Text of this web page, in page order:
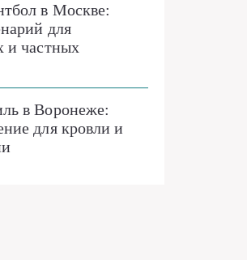
в Москве:
для
и частных
в Воронеже:
для кровли и